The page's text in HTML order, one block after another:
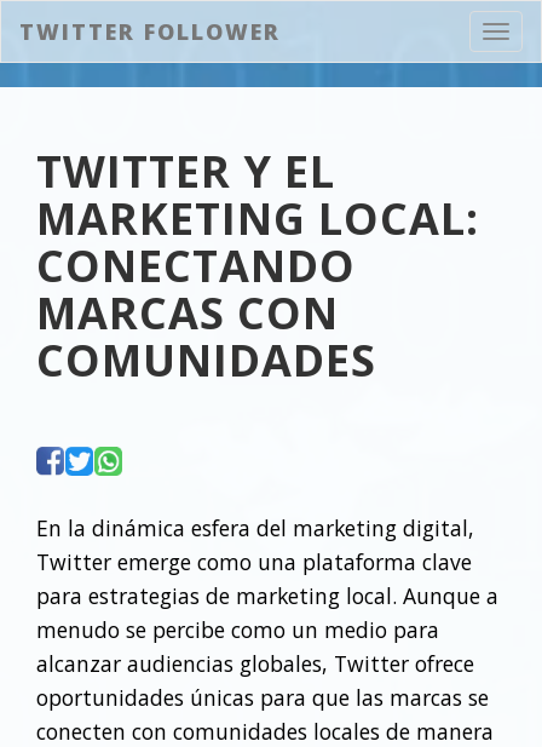
Abrir
TWITTER FOLLOWER
TWITTER Y EL
MARKETING LOCAL:
CONECTANDO
MARCAS CON
COMUNIDADES
En la dinámica esfera del marketing digital,
Twitter emerge como una plataforma clave
para estrategias de marketing local. Aunque a
menudo se percibe como un medio para
alcanzar audiencias globales, Twitter ofrece
oportunidades únicas para que las marcas se
conecten con comunidades locales de manera